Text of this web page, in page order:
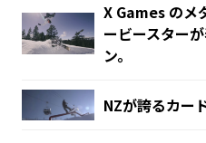
X Games の
ービースター
ン。
NZが誇るカー